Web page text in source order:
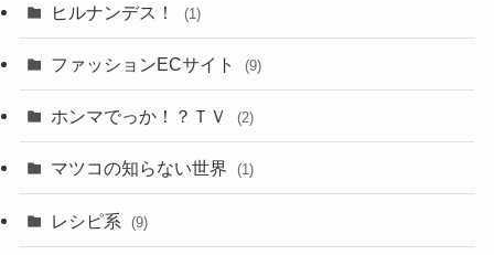
ヒルナンデス！ (1)
ファッションECサイト (9)
ホンマでっか！？ＴＶ (2)
マツコの知らない世界 (1)
レシピ系 (9)